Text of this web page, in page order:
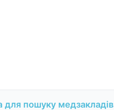
для пошуку медзакладів